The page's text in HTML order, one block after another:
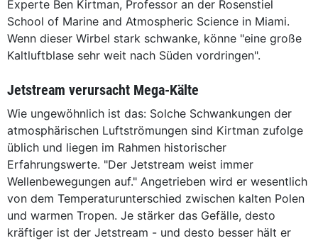
Experte Ben Kirtman, Professor an der Rosenstiel
School of Marine and Atmospheric Science in Miami.
Wenn dieser Wirbel stark schwanke, könne "eine große
Kaltluftblase sehr weit nach Süden vordringen".
Jetstream verursacht Mega-Kälte
Wie ungewöhnlich ist das: Solche Schwankungen der
atmosphärischen Luftströmungen sind Kirtman zufolge
üblich und liegen im Rahmen historischer
Erfahrungswerte. "Der Jetstream weist immer
Wellenbewegungen auf." Angetrieben wird er wesentlich
von dem Temperaturunterschied zwischen kalten Polen
und warmen Tropen. Je stärker das Gefälle, desto
kräftiger ist der Jetstream - und desto besser hält er